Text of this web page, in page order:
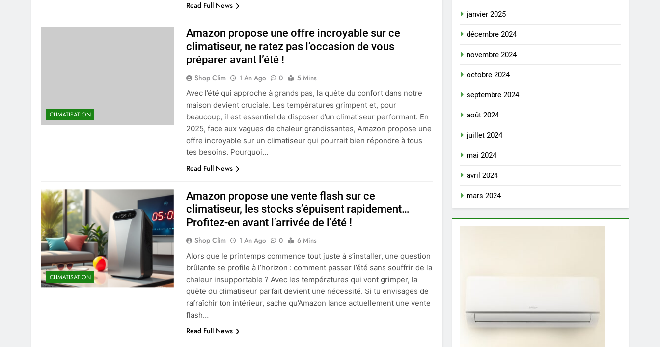
Read Full News
CLIMATISATION
Amazon propose une offre incroyable sur ce
climatiseur, ne ratez pas l’occasion de vous
préparer avant l’été !
Shop Clim 1 An Ago 0
5 Mins
Avec l’été qui approche à grands pas, la quête du confort dans notre
maison devient cruciale. Les températures grimpent et, pour
beaucoup, il est essentiel de disposer d’un climatiseur performant. En
2025, face aux vagues de chaleur grandissantes, Amazon propose une
offre incroyable sur un climatiseur qui pourrait bien répondre à tous
tes besoins. Pourquoi…
Read Full News
CLIMATISATION
Amazon propose une vente flash sur ce
climatiseur, les stocks s’épuisent rapidement…
Profitez-en avant l’arrivée de l’été !
Shop Clim 1 An Ago 0
6 Mins
Alors que le printemps commence tout juste à s’installer, une question
brûlante se profile à l’horizon : comment passer l’été sans souffrir de la
chaleur insupportable ? Avec les températures qui vont grimper, la
quête du climatiseur parfait devient une nécessité. Si tu envisages de
rafraîchir ton intérieur, sache qu’Amazon lance actuellement une vente
flash…
Read Full News
janvier 2025
décembre 2024
novembre 2024
octobre 2024
septembre 2024
août 2024
juillet 2024
mai 2024
avril 2024
mars 2024